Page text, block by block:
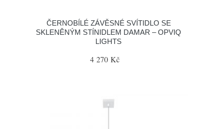
ČERNOBÍLÉ ZÁVĚSNÉ SVÍTIDLO SE
SKLENĚNÝM STÍNIDLEM DAMAR – OPVIQ
LIGHTS
4 270 Kč